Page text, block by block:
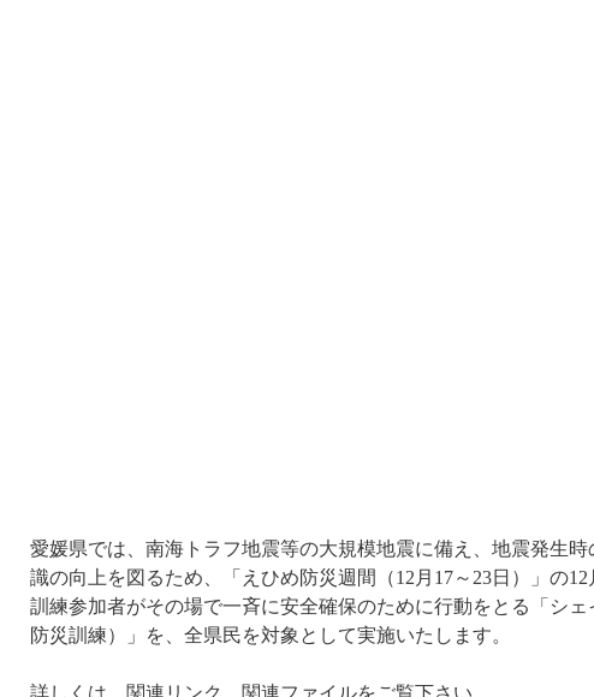
愛媛県では、南海トラフ地震等の大規模地震に備え、地震発生
識の向上を図るため、「えひめ防災週間（12月17～23日）」の12
訓練参加者がその場で一斉に安全確保のために行動をとる「シ
防災訓練）」を、全県民を対象として実施いたします。
詳しくは、関連リンク、関連ファイルをご覧下さい。